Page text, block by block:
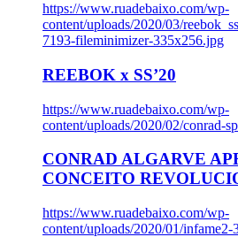
https://www.ruadebaixo.com/wp-
content/uploads/2020/03/
7193-fileminimizer-335x256.jpg
REEBOK x SS’20
https://www.ruadebaixo.com/wp-
content/uploads/2020/02/conrad-
CONRAD ALGARVE
CONCEITO
https://www.ruadebaixo.com/wp-
content/uploads/2020/01/